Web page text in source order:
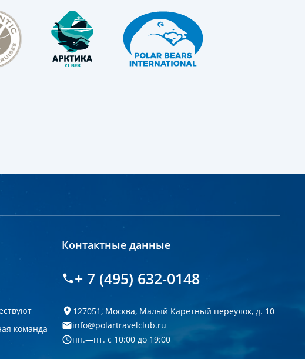
команда
Контактные данные
+ 7 (495) 632-0148
127051, Москва, Малый Каретный переулок, д. 10
info@polartravelclub.ru
пн.—пт. с 10:00 до 19:00